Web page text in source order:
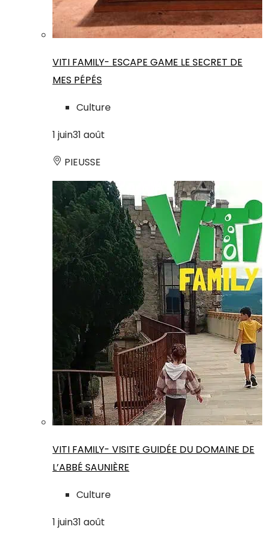
VITI FAMILY- ESCAPE GAME LE SECRET DE
MES PÉPÉS
Culture
1 juin31 août
PIEUSSE
VITI FAMILY- VISITE GUIDÉE DU DOMAINE DE
L’ABBÉ SAUNIÈRE
Culture
1 juin31 août